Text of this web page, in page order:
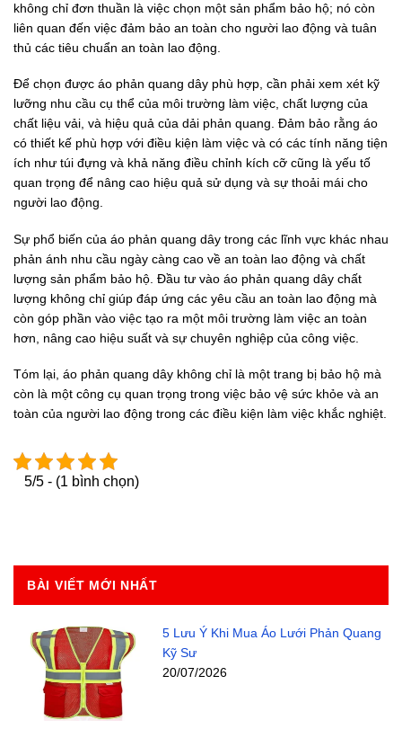
không chỉ đơn thuần là việc chọn một sản phẩm bảo hộ; nó còn
liên quan đến việc đảm bảo an toàn cho người lao động và tuân
thủ các tiêu chuẩn an toàn lao động.
Để chọn được áo phản quang dây phù hợp, cần phải xem xét kỹ
lưỡng nhu cầu cụ thể của môi trường làm việc, chất lượng của
chất liệu vải, và hiệu quả của dải phản quang. Đảm bảo rằng áo
có thiết kế phù hợp với điều kiện làm việc và có các tính năng tiện
ích như túi đựng và khả năng điều chỉnh kích cỡ cũng là yếu tố
quan trọng để nâng cao hiệu quả sử dụng và sự thoải mái cho
người lao động.
Sự phổ biến của áo phản quang dây trong các lĩnh vực khác nhau
phản ánh nhu cầu ngày càng cao về an toàn lao động và chất
lượng sản phẩm bảo hộ. Đầu tư vào áo phản quang dây chất
lượng không chỉ giúp đáp ứng các yêu cầu an toàn lao động mà
còn góp phần vào việc tạo ra một môi trường làm việc an toàn
hơn, nâng cao hiệu suất và sự chuyên nghiệp của công việc.
Tóm lại, áo phản quang dây không chỉ là một trang bị bảo hộ mà
còn là một công cụ quan trọng trong việc bảo vệ sức khỏe và an
toàn của người lao động trong các điều kiện làm việc khắc nghiệt.
5/5 - (1 bình chọn)
BÀI VIẾT MỚI NHẤT
5 Lưu Ý Khi Mua Áo Lưới Phản Quang
Kỹ Sư
20/07/2026